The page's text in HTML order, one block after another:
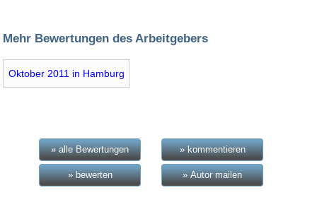
Mehr Bewertungen des Arbeitgebers
Oktober 2011 in Hamburg
» alle Bewertungen » kommentieren
» bewerten » Autor mailen